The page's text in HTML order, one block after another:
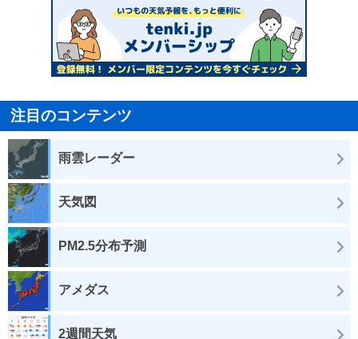
注目のコンテンツ
雨雲レーダー
天気図
PM2.5分布予測
アメダス
2週間天気